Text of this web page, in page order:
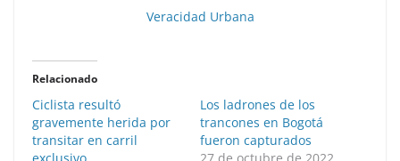
Veracidad Urbana
Relacionado
Ciclista resultó
gravemente herida por
transitar en carril
exclusivo
Los ladrones de los
trancones en Bogotá
fueron capturados
27 de octubre de 2022